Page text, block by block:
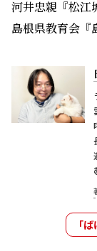
河井忠親『松江
島根県教育会『
「